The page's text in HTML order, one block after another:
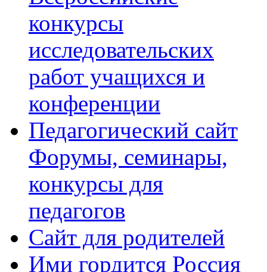
конкурсы
исследовательских
работ учащихся и
конференции
Педагогический сайт
Форумы, семинары,
конкурсы для
педагогов
Сайт для родителей
Ими гордится Россия